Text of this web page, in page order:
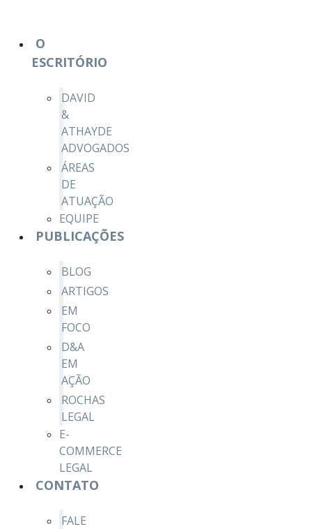
O
ESCRITÓRIO
DAVID
&
ATHAYDE
ADVOGADOS
ÁREAS
DE
ATUAÇÃO
EQUIPE
PUBLICAÇÕES
BLOG
ARTIGOS
EM
FOCO
D&A
EM
AÇÃO
ROCHAS
LEGAL
E-
COMMERCE
LEGAL
CONTATO
FALE